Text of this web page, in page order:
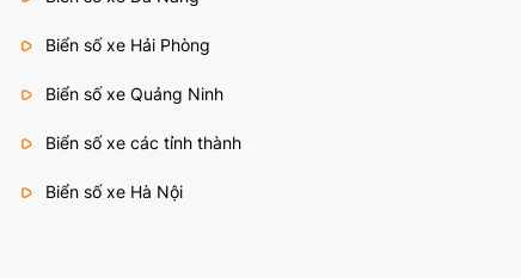
Biển số xe Hải Phòng
Biển số xe Quảng Ninh
Biển số xe các tỉnh thành
Biển số xe Hà Nội